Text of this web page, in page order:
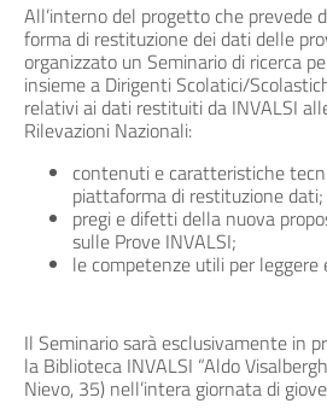
All’interno del progetto che prevede
forma di restituzione dei dati delle
organizzato un Seminario di ricerca
insieme a Dirigenti Scolatici/
relativi ai dati restituiti da INVALSI
Rilevazioni Nazionali:
contenuti e caratteristiche
piattaforma di restituzione dati;
pregi e difetti della nuova
sulle Prove INVALSI;
le competenze utili per
Il Seminario sarà esclusivamente in
la Biblioteca INVALSI “Aldo
Nievo, 35) nell’intera giornata di